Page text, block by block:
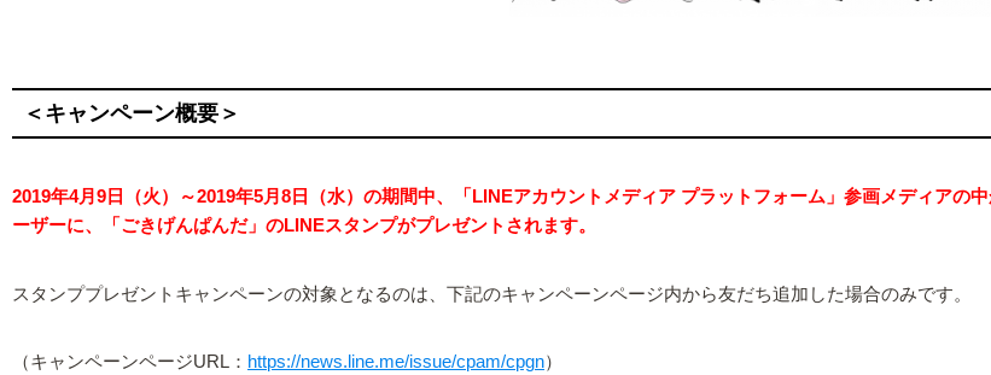
＜キャンペーン概要＞
2019年4月9日（火）～2019年5月8日（水）の期間中、「LINEアカウントメディア プラットフォーム」参画メディアの
ーザーに、「ごきげんぱんだ」のLINEスタンプがプレゼントされます。
スタンププレゼントキャンペーンの対象となるのは、下記のキャンペーンページ内から友だち追加した場合のみです。
（キャンペーンページURL： https://news.line.me/issue/cpam/cpgn）